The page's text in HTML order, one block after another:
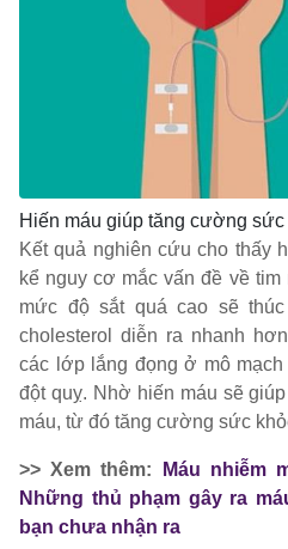
Hiến máu giúp tăng cường sức
Kết quả nghiên cứu cho thấy
kể nguy cơ mắc vấn đề về tim
mức độ sắt quá cao sẽ
cholesterol diễn ra nhanh
các lớp lắng đọng ở mô
đột quỵ. Nhờ hiến máu sẽ
máu, từ đó tăng cường sức
>> Xem thêm:
Máu nhiễm
Những thủ phạm gây ra
bạn chưa nhận ra